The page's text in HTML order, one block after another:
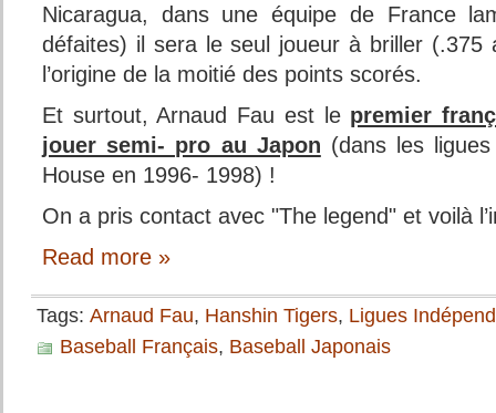
Nicaragua, dans une équipe de France
défaites) il sera le seul joueur à briller
l’origine de la moitié des points scorés.
Et surtout, Arnaud Fau est le premier
jouer semi- pro au Japon (dans les
House en 1996- 1998) !
On a pris contact avec "The legend" et voilà
Read more »
Tags: Arnaud Fau, Hanshin Tigers, Ligues
Baseball Français, Baseball Japonais